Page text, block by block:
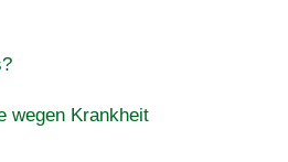
wegen Krankheit